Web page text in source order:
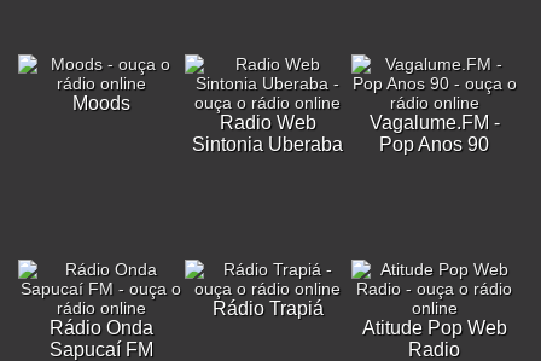
Moods
Radio Web
Sintonia Uberaba
Vagalume.FM -
Pop Anos 90
Rádio Onda
Sapucaí FM
Rádio Trapiá
Atitude Pop Web
Radio